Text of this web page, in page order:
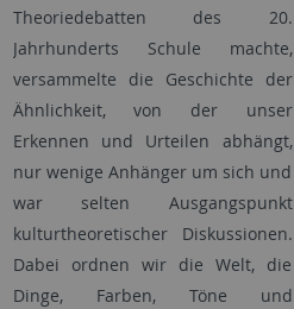
Theoriedebatten des 20.
Jahrhunderts Schule machte,
versammelte die Geschichte der
Ähnlichkeit, von der unser
Erkennen und Urteilen abhängt,
nur wenige Anhänger um sich und
war selten Ausgangspunkt
kulturtheoretischer Diskussionen.
Dabei ordnen wir die Welt, die
Dinge, Farben, Töne und